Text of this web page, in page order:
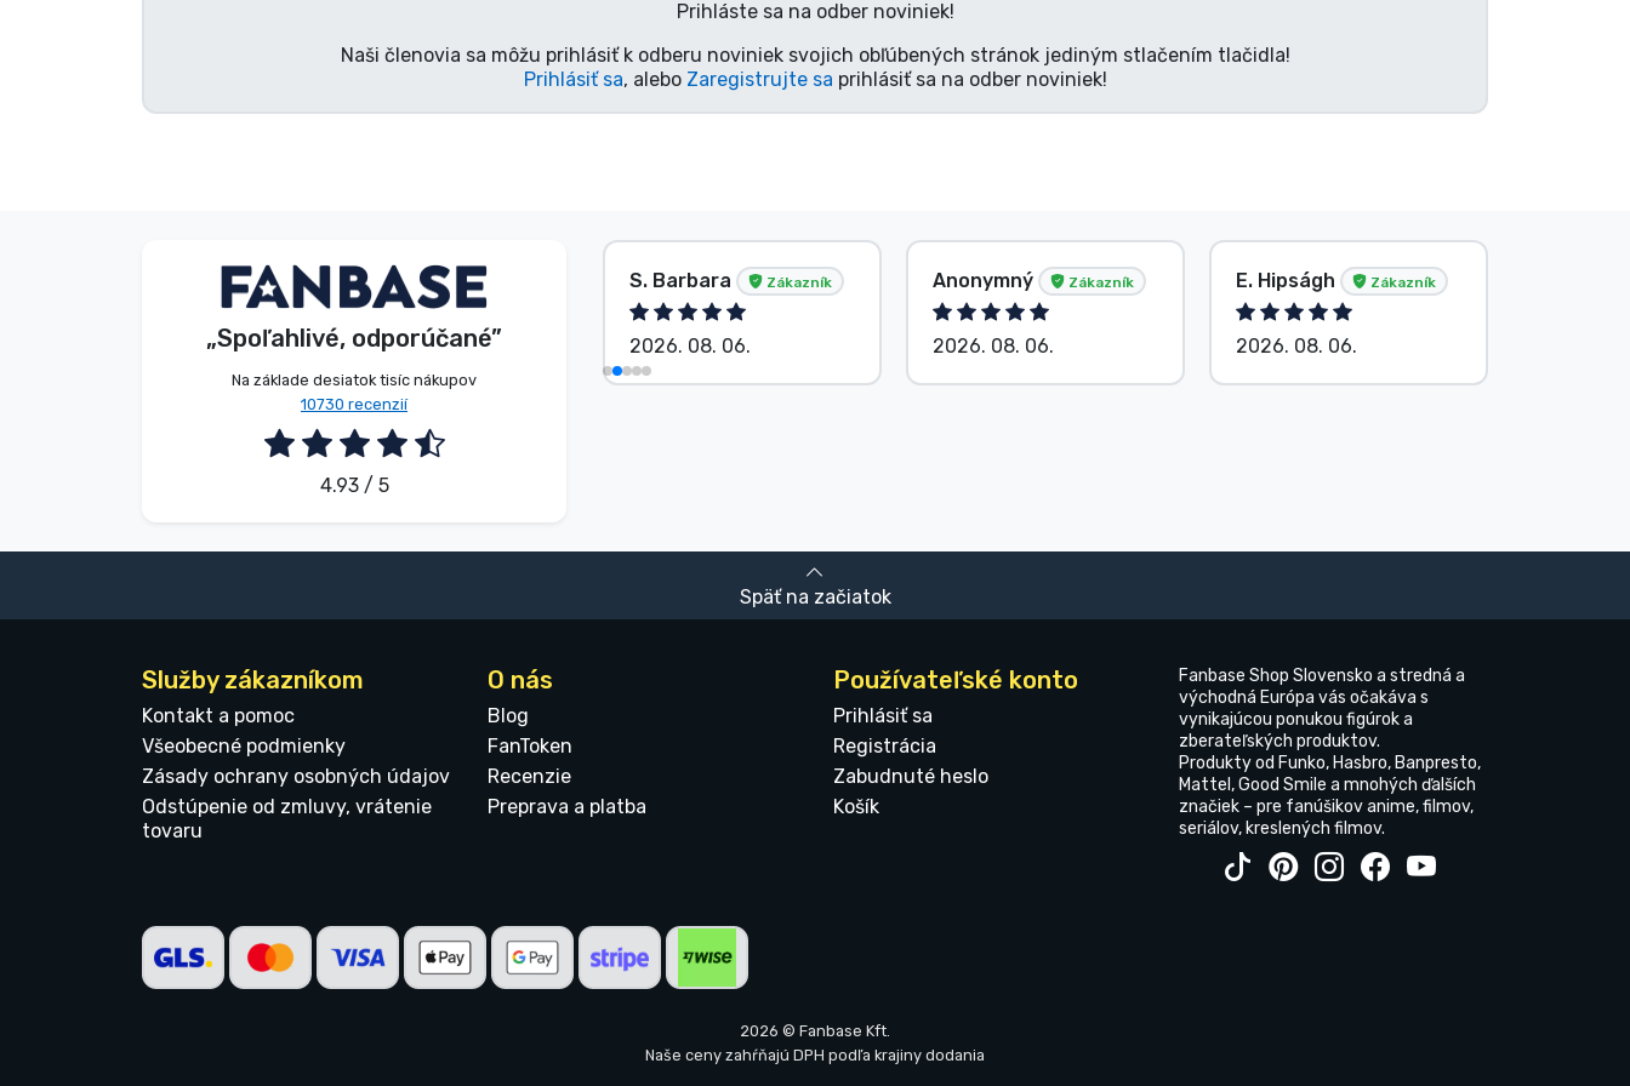
Prihláste sa na odber noviniek!
Naši členovia sa môžu prihlásiť k odberu noviniek svojich obľúbených stránok jediným stlačením tlačidla!
Prihlásiť sa, alebo Zaregistrujte sa prihlásiť sa na odber noviniek!
„Spoľahlivé, odporúčané”
Na základe desiatok tisíc nákupov
10730 recenzií
4.93 / 5
V. Éva Zákazník
2026. 08. 06.
S. Barbara Zákazník
2026. 08. 06.
Anonymný Zákazník
2026. 08. 06.
E. Hipságh Zákazník
2026. 08. 06.
Späť na začiatok
Služby zákazníkom
Kontakt a pomoc
Všeobecné podmienky
Zásady ochrany osobných údajov
Odstúpenie od zmluvy, vrátenie
tovaru
O nás
Blog
FanToken
Recenzie
Preprava a platba
Používateľské konto
Prihlásiť sa
Registrácia
Zabudnuté heslo
Košík
Fanbase Shop Slovensko a stredná a
východná Európa vás očakáva s
vynikajúcou ponukou figúrok a
zberateľských produktov.
Produkty od Funko, Hasbro, Banpresto,
Mattel, Good Smile a mnohých ďalších
značiek – pre fanúšikov anime, filmov,
seriálov, kreslených filmov.
2026 © Fanbase Kft.
Naše ceny zahŕňajú DPH podľa krajiny dodania